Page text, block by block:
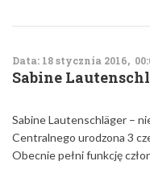
Data: 18 stycznia 2016,
Sabine
Sabine Lautenschläger –
Centralnego urodzona 3
Obecnie pełni funkcję